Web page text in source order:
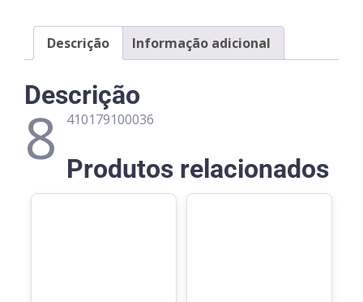
Descrição Informação adicional
Descrição
8 410179100036
Produtos relacionados